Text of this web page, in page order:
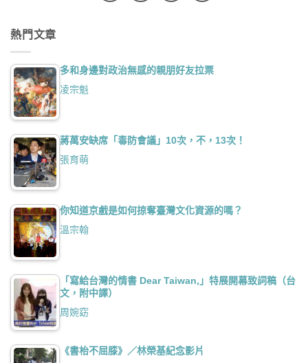
熱門文章
多和身邊對政治無感的親朋好友拉票
凌宗魁
蔣萬安缺席「毒防會議」10次，不，13次！
張育萌
你知道京戲是如何掠奪臺灣文化資源的嗎？
溫宗翰
「寫給台灣的情書 Dear Taiwan,」特展開幕致詞稿（台
文，附中譯）
周婉窈
《書枱不屈膝》／林榮基紀念影片